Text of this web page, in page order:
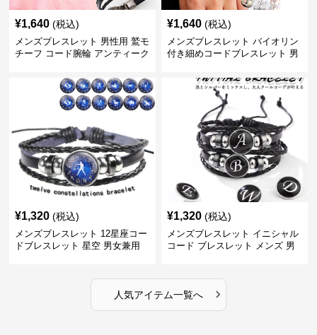
¥1,640 (税込)
メンズブレスレット 男性用 鷲モ
チーフ コード腕輪 アンティーク
¥1,640 (税込)
メンズブレスレット バイオリン
付き細めコードブレスレット 男
¥1,320 (税込)
メンズブレスレット 12星座コー
ドブレスレット 星空 男女兼用
¥1,320 (税込)
メンズブレスレット イニシャル
コード ブレスレット メンズ 男
人気アイテム一覧へ ›